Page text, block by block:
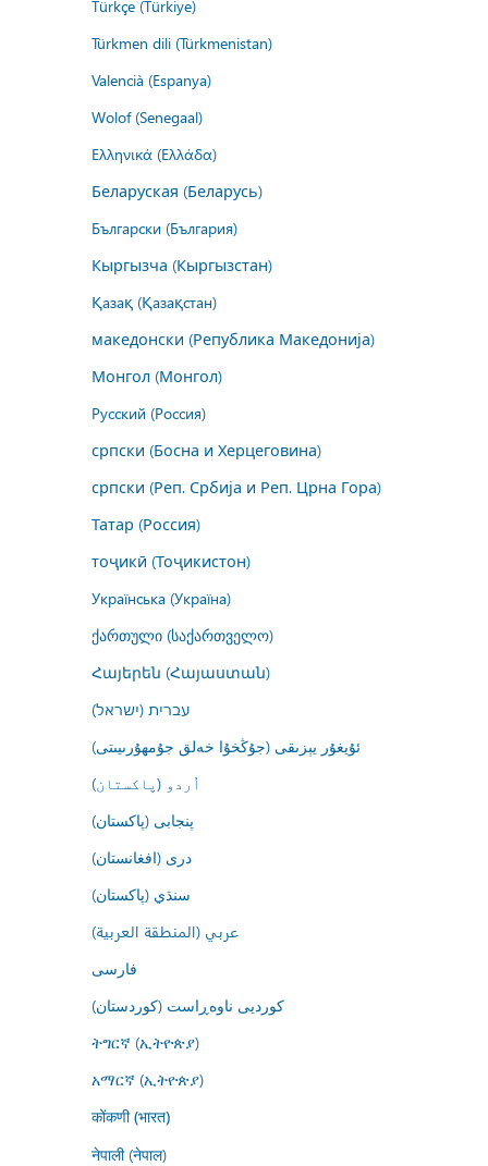
Türkçe (Türkiye)
Türkmen dili (Türkmenistan)
Valencià (Espanya)
Wolof (Senegaal)
Ελληνικά (Ελλάδα)
Беларуская (Беларусь)
Български (България)
Кыргызча (Кыргызстан)
Қазақ (Қазақстан)
македонски (Република Македонија)
Монгол (Монгол)
Русский (Россия)
српски (Босна и Херцеговина)
српски (Реп. Србија и Реп. Црна Гора)
Татар (Россия)
тоҷикӣ (Тоҷикистон)
Українська (Україна)
ქართული (საქართველო)
Հայերեն (Հայաստան)
עברית (ישראל)
ئۇيغۇر يېزىقى (جۇڭخۇا خەلق جۇمھۇرىيىتى)
اُردو (پاکستان)
پنجابی (پاکستان)
درى (افغانستان)
سنڌي (پاکستان)
عربي (المنطقة العربية)
فارسى
کوردیی ناوەڕاست (کوردستان)
ትግርኛ (ኢትዮጵያ)
አማርኛ (ኢትዮጵያ)
कोंकणी (भारत)
नेपाली (नेपाल)